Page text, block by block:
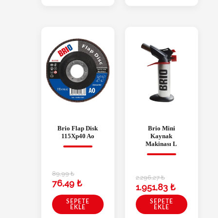
Brio Flap Disk
115Xp40 Ao
89,99₺
76,49 ₺
SEPETE
EKLE
Brio Mini
Kaynak
Makinası L
2.296,27₺
1.951,83 ₺
SEPETE
EKLE